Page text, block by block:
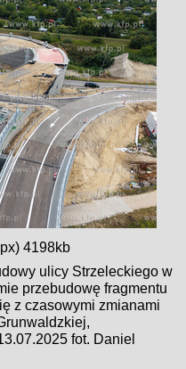
4198kb
ulicy Strzeleckiego w
przebudowę fragmentu
z czasowymi zmianami
fot. Daniel